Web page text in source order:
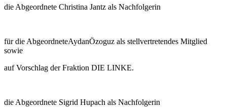
die Abgeordnete Christina Jantz als Nachfolgerin
für die AbgeordneteAydanÖzoguz als stellvertretendes Mitglied
sowie
auf Vorschlag der Fraktion DIE LINKE.
die Abgeordnete Sigrid Hupach als Nachfolgerin